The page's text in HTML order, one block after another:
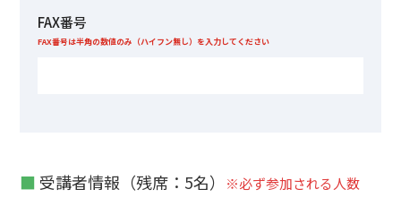
FAX番号
FAX番号は半角の数値のみ（ハイフン無し）を入力してください
■ 受講者情報（残席：5名）
※必ず参加される人数